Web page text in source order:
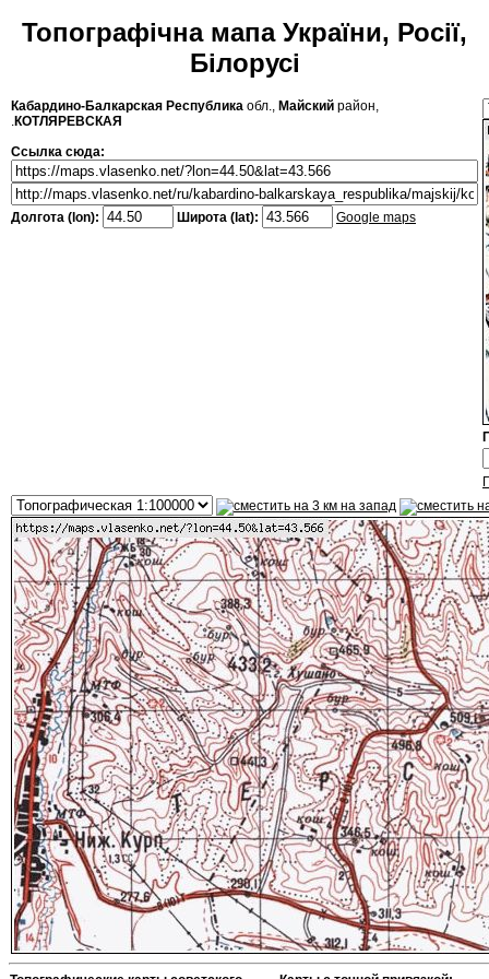
Топографічна мапа України, Росії,
Білорусі
Кабардино-Балкарская Республика обл., Майский район,
.КОТЛЯРЕВСКАЯ
Ссылка сюда:
Долгота (lon): Широта (lat): Google maps